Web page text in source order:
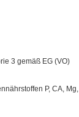
3 gemäß EG (VO)
P, CA, Mg,